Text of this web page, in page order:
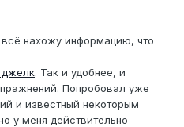
нахожу информацию, что
. Так и удобнее, и
Попробовал уже
и известный некоторым
у меня действительно